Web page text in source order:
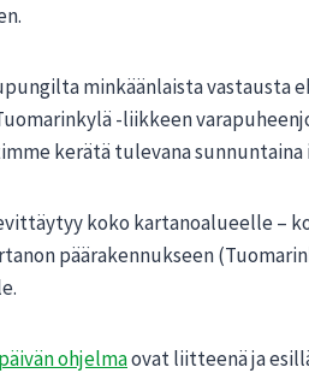
minkäänlaista
-liikkeen
kerätä tulevana
koko kartanoalueelle –
päärakennukseen
päivän ohjelmaovat liitteenä ja